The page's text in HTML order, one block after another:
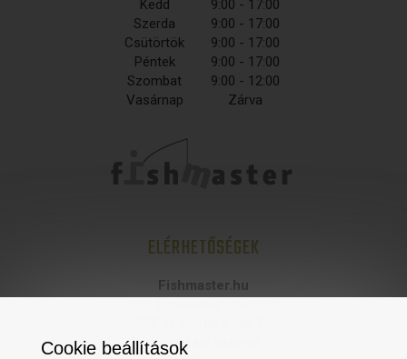
Kedd
9:00 - 17:00
Szerda
9:00 - 17:00
Csütörtök
9:00 - 17:00
Péntek
9:00 - 17:00
Szombat
9:00 - 12:00
Vasárnap
Zárva
ELÉRHETŐSÉGEK
Fishmaster.hu
statisztikai számjel:
Cookie beállítások